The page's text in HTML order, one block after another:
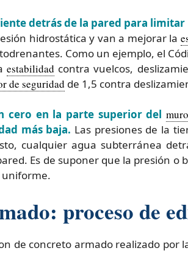
detrás de la pared para
hidrostática y van a mejorar la
Como un ejemplo, el
estabilidad contra vuelcos,
de seguridad de 1,5 contra
cero en la parte superior del muro
más baja. Las presiones de la
cualquier agua subterránea
Es de suponer que la presión
uniforme.
proceso de
de concreto armado realizado por